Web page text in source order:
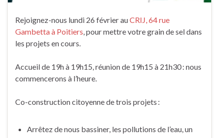
Rejoignez-nous lundi 26 février auCRIJ, 64 rue
Gambetta à Poitiers, pour mettre votre grain de sel dans
les projets en cours.
Accueil de 19h à 19h15, réunion de 19h15 à 21h30 : nous
commencerons à l’heure.
Co-construction citoyenne de trois projets :
Arrêtez de nous bassiner, les pollutions de l’eau, un